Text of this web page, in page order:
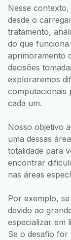
Nesse
desde o
tratamento,
do que
aprimoramento
decisões
exploraremos
computacionais
cada um.
Nosso objetivo
uma dessas
totalidade para
encontrar
nas áreas
Por exemplo,
devido ao
especializar em
Se o desafio for